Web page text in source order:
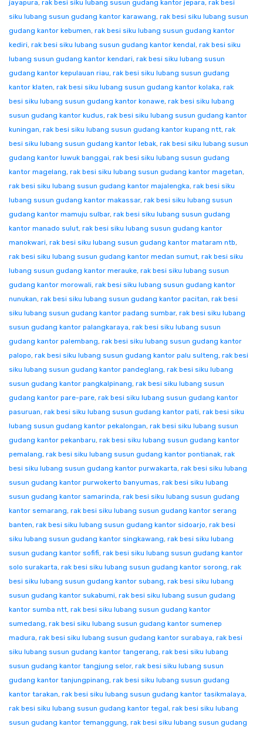
jayapura, rak besi siku lubang susun gudang kantor jepara, rak besi
siku lubang susun gudang kantor karawang, rak besi siku lubang susun
gudang kantor kebumen, rak besi siku lubang susun gudang kantor
kediri, rak besi siku lubang susun gudang kantor kendal, rak besi siku
lubang susun gudang kantor kendari, rak besi siku lubang susun
gudang kantor kepulauan riau, rak besi siku lubang susun gudang
kantor klaten, rak besi siku lubang susun gudang kantor kolaka, rak
besi siku lubang susun gudang kantor konawe, rak besi siku lubang
susun gudang kantor kudus, rak besi siku lubang susun gudang kantor
kuningan, rak besi siku lubang susun gudang kantor kupang ntt, rak
besi siku lubang susun gudang kantor lebak, rak besi siku lubang susun
gudang kantor luwuk banggai, rak besi siku lubang susun gudang
kantor magelang, rak besi siku lubang susun gudang kantor magetan,
rak besi siku lubang susun gudang kantor majalengka, rak besi siku
lubang susun gudang kantor makassar, rak besi siku lubang susun
gudang kantor mamuju sulbar, rak besi siku lubang susun gudang
kantor manado sulut, rak besi siku lubang susun gudang kantor
manokwari, rak besi siku lubang susun gudang kantor mataram ntb,
rak besi siku lubang susun gudang kantor medan sumut, rak besi siku
lubang susun gudang kantor merauke, rak besi siku lubang susun
gudang kantor morowali, rak besi siku lubang susun gudang kantor
nunukan, rak besi siku lubang susun gudang kantor pacitan, rak besi
siku lubang susun gudang kantor padang sumbar, rak besi siku lubang
susun gudang kantor palangkaraya, rak besi siku lubang susun
gudang kantor palembang, rak besi siku lubang susun gudang kantor
palopo, rak besi siku lubang susun gudang kantor palu sulteng, rak besi
siku lubang susun gudang kantor pandeglang, rak besi siku lubang
susun gudang kantor pangkalpinang, rak besi siku lubang susun
gudang kantor pare-pare, rak besi siku lubang susun gudang kantor
pasuruan, rak besi siku lubang susun gudang kantor pati, rak besi siku
lubang susun gudang kantor pekalongan, rak besi siku lubang susun
gudang kantor pekanbaru, rak besi siku lubang susun gudang kantor
pemalang, rak besi siku lubang susun gudang kantor pontianak, rak
besi siku lubang susun gudang kantor purwakarta, rak besi siku lubang
susun gudang kantor purwokerto banyumas, rak besi siku lubang
susun gudang kantor samarinda, rak besi siku lubang susun gudang
kantor semarang, rak besi siku lubang susun gudang kantor serang
banten, rak besi siku lubang susun gudang kantor sidoarjo, rak besi
siku lubang susun gudang kantor singkawang, rak besi siku lubang
susun gudang kantor sofifi, rak besi siku lubang susun gudang kantor
solo surakarta, rak besi siku lubang susun gudang kantor sorong, rak
besi siku lubang susun gudang kantor subang, rak besi siku lubang
susun gudang kantor sukabumi, rak besi siku lubang susun gudang
kantor sumba ntt, rak besi siku lubang susun gudang kantor
sumedang, rak besi siku lubang susun gudang kantor sumenep
madura, rak besi siku lubang susun gudang kantor surabaya, rak besi
siku lubang susun gudang kantor tangerang, rak besi siku lubang
susun gudang kantor tangjung selor, rak besi siku lubang susun
gudang kantor tanjungpinang, rak besi siku lubang susun gudang
kantor tarakan, rak besi siku lubang susun gudang kantor tasikmalaya,
rak besi siku lubang susun gudang kantor tegal, rak besi siku lubang
susun gudang kantor temanggung, rak besi siku lubang susun gudang